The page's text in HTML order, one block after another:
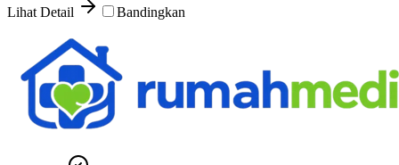
Lihat Detail Bandingkan